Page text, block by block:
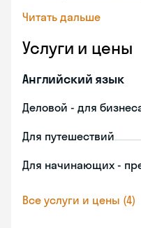
Читать дальше
Услуги и цены
Английский язык
Деловой - для
Для путешествий
Для начинающих -
Все услуги и цены (4)